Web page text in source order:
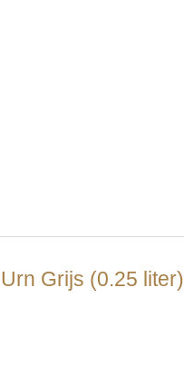
Grijs (0.25 liter)